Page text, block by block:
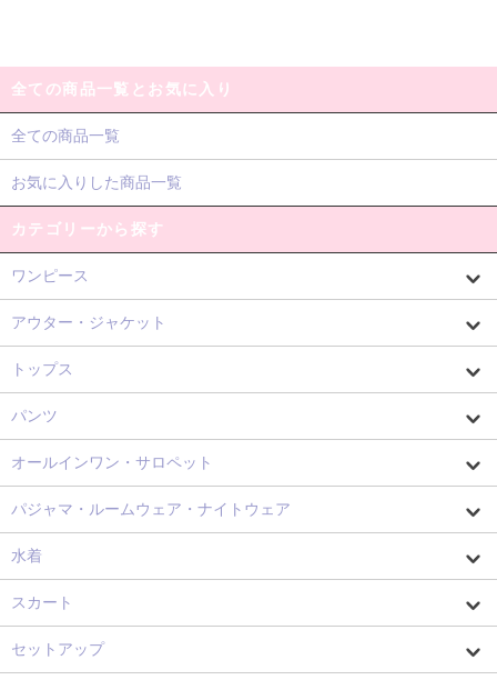
全ての商品一覧とお気に入り
全ての商品一覧
お気に入りした商品一覧
カテゴリーから探す
ワンピース
アウター・ジャケット
トップス
パンツ
オールインワン・サロペット
パジャマ・ルームウェア・ナイトウェア
水着
スカート
セットアップ